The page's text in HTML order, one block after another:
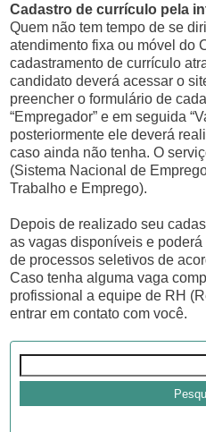
Cadastro de currículo pela
Quem não tem tempo de se
atendimento fixa ou móvel do
cadastramento de currículo
candidato deverá acessar o
preencher o formulário de
“Empregador” e em seguida
posteriormente ele deverá
caso ainda não tenha. O
(Sistema Nacional de
Trabalho e Emprego).
Depois de realizado seu
as vagas disponíveis e
de processos seletivos de
Caso tenha alguma vaga
profissional a equipe de RH
entrar em contato com você.
Pesquisar
por: